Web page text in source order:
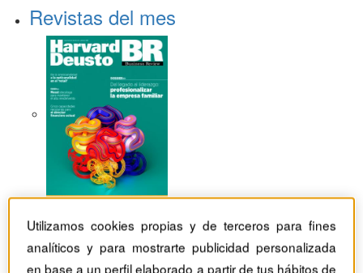
Revistas del mes
Utilizamos cookies propias y de terceros para fines
analíticos y para mostrarte publicidad personalizada
en base a un perfil elaborado a partir de tus hábitos de